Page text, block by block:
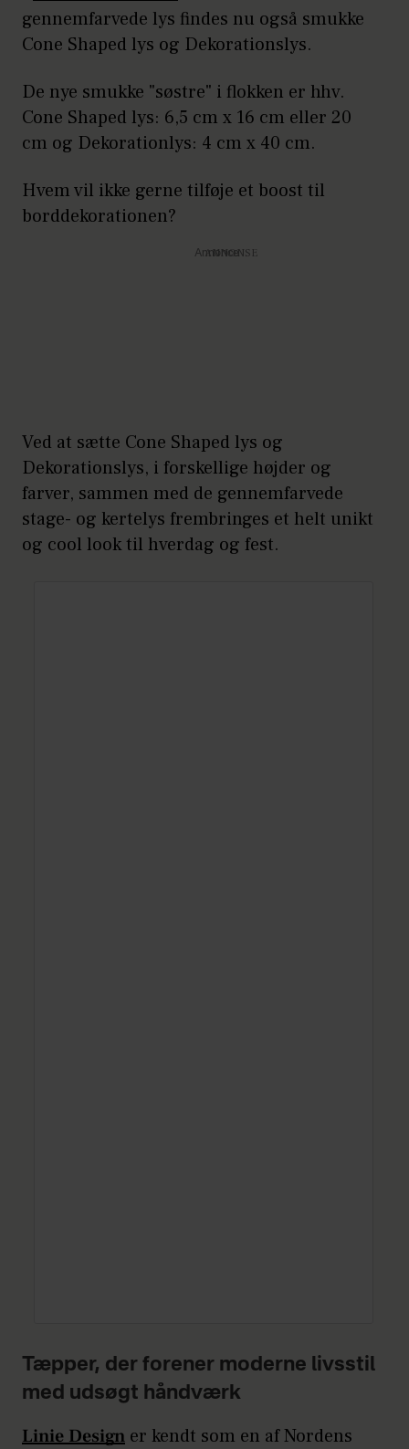
gennemfarvede lys findes nu også smukke
Cone Shaped lys og Dekorationslys.
De nye smukke "søstre" i flokken er hhv.
Cone Shaped lys: 6,5 cm x 16 cm eller 20
cm og Dekorationlys: 4 cm x 40 cm.
Hvem vil ikke gerne tilføje et boost til
borddekorationen?
Annonce
Ved at sætte Cone Shaped lys og
Dekorationslys, i forskellige højder og
farver, sammen med de gennemfarvede
stage- og kertelys frembringes et helt unikt
og cool look til hverdag og fest.
Tæpper, der forener moderne livsstil
med udsøgt håndværk
Linie Design er kendt som en af Nordens